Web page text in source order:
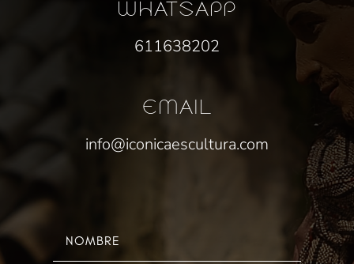
WHATSAPP
611638202
EMAIL
info@iconicaescultura.com